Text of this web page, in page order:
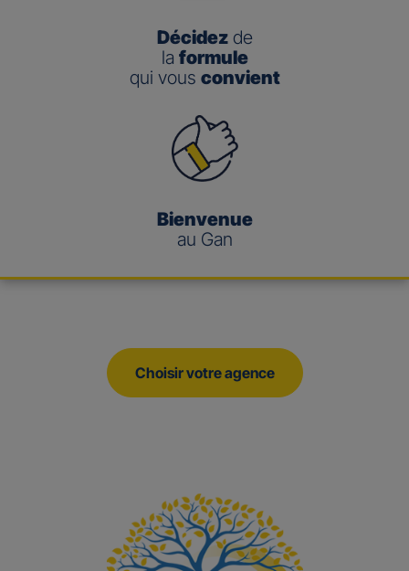
Décidezde
la formule
qui vous convient
Bienvenue
au Gan
Choisir votre agence